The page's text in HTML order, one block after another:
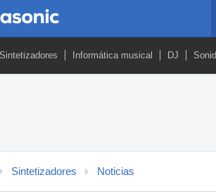
Sintetizadores Informática musical DJ
Sintetizadores Noticias